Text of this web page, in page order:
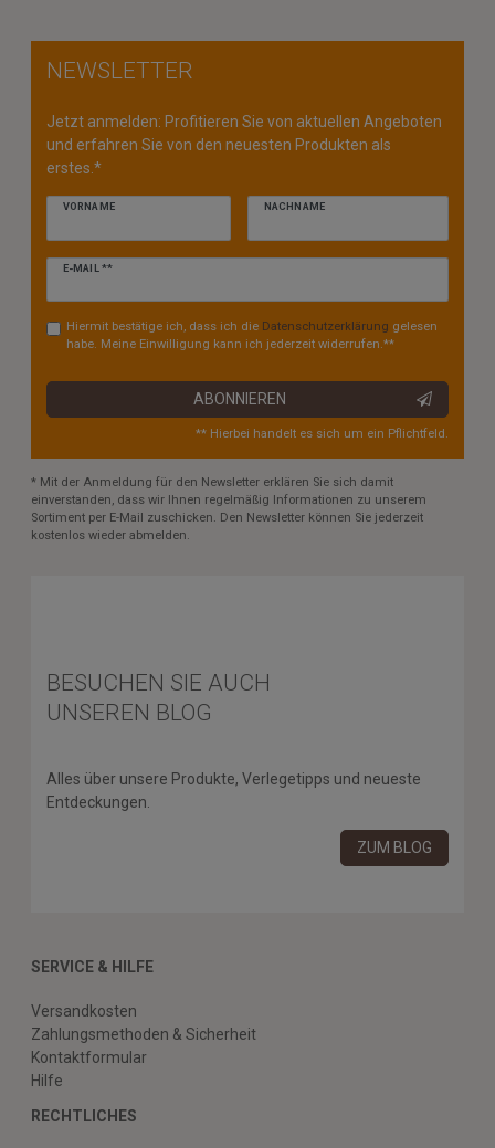
NEWSLETTER
Jetzt anmelden: Profitieren Sie von aktuellen Angeboten
und erfahren Sie von den neuesten Produkten als
erstes.*
VORNAME NACHNAME
E-MAIL **
Newsletter
Hiermit bestätige ich, dass ich die Daten­schutz­erklärung gelesen
habe. Meine Einwilligung kann ich jederzeit widerrufen.**
ABONNIEREN
** Hierbei handelt es sich um ein Pflichtfeld.
* Mit der Anmeldung für den Newsletter erklären Sie sich damit
einverstanden, dass wir Ihnen regelmäßig Informationen zu unserem
Sortiment per E-Mail zuschicken. Den Newsletter können Sie jederzeit
kostenlos wieder abmelden.
BESUCHEN SIE AUCH
UNSEREN BLOG
Alles über unsere Produkte, Verlegetipps und neueste
Entdeckungen.
ZUM BLOG
SERVICE & HILFE
Versandkosten
Zahlungsmethoden & Sicherheit
Kontaktformular
Hilfe
RECHTLICHES